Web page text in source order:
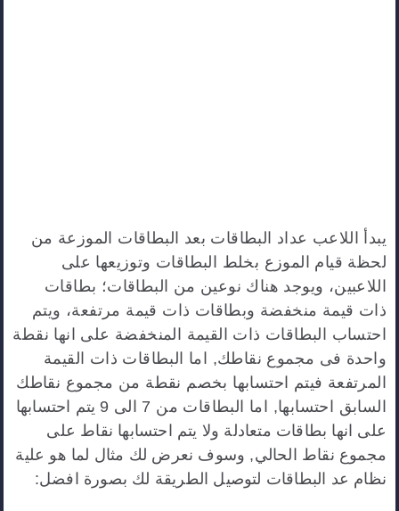
يبدأ اللاعب عداد البطاقات بعد البطاقات الموزعة من
لحظة قيام الموزع بخلط البطاقات وتوزيعها على
اللاعبين، ويوجد هناك نوعين من البطاقات؛ بطاقات
ذات قيمة منخفضة وبطاقات ذات قيمة مرتفعة، ويتم
احتساب البطاقات ذات القيمة المنخفضة على انها نقطة
واحدة فى مجموع نقاطك, اما البطاقات ذات القيمة
المرتفعة فيتم احتسابها بخصم نقطة من مجموع نقاطك
السابق احتسابها, اما البطاقات من 7 الى 9 يتم احتسابها
على انها بطاقات متعادلة ولا يتم احتسابها نقاط على
مجموع نقاط الحالي, وسوف نعرض لك مثال لما هو علية
نظام عد البطاقات لتوصيل الطريقة لك بصورة افضل: